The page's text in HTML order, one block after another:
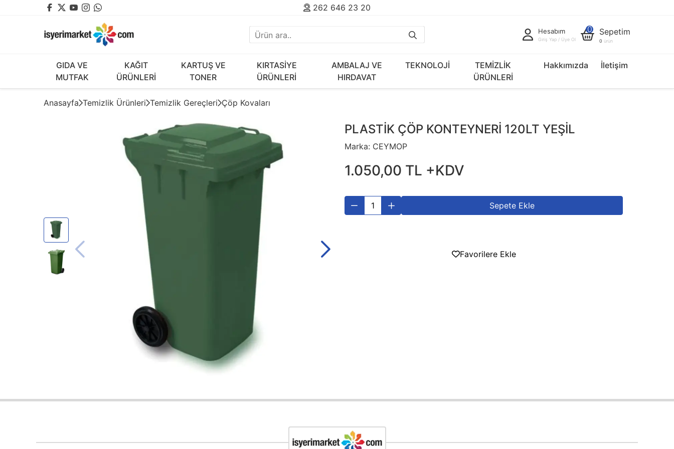
262 646 23 20
Hesabım
Giriş Yap / Üye Ol
0 Sepetim
0 ürün
GIDA VE
MUTFAK
KAĞIT
ÜRÜNLERİ
KARTUŞ VE
TONER
KIRTASİYE
ÜRÜNLERİ
AMBALAJ VE
HIRDAVAT
TEKNOLOJİ
TEMİZLİK
ÜRÜNLERİ
Hakkımızda İletişim
Anasayfa Temizlik Ürünleri Temizlik Gereçleri Çöp Kovaları
PLASTİK ÇÖP KONTEYNERİ 120LT YEŞİL
Marka: CEYMOP
1.050,00 TL +KDV
Sepete Ekle
Favorilere Ekle